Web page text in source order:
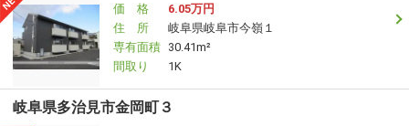
価 格
6.05万円
住 所
岐阜県岐阜市今嶺１
専有面積 30.41m²
間取り
1K
岐阜県多治見市金岡町３